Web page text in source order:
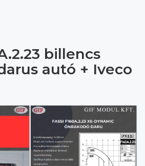
billencs
autó + Iveco